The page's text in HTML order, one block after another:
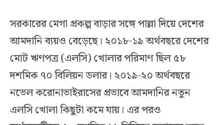
সরকারের মেগা প্রকল্প বাড়ার সঙ্গে পাল্লা দিয়ে দেশের
আমদানি ব্যয়ও বেড়েছে। ২০১৮-১৯ অর্থবছরে দেশের
মোট ঋণপত্র (এলসি) খোলার পরিমাণ ছিল ৫৮
দশমিক ৭০ বিলিয়ন ডলার। ২০১৯-২০ অর্থবছরে
নভেল করোনাভাইরাসের প্রভাবে আমদানির নতুন
এলসি খোলা কিছুটা কমে যায়। এর পরও